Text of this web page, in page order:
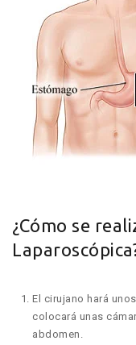
¿Cómo se
El cirujano hará
colocará unas
abdomen.